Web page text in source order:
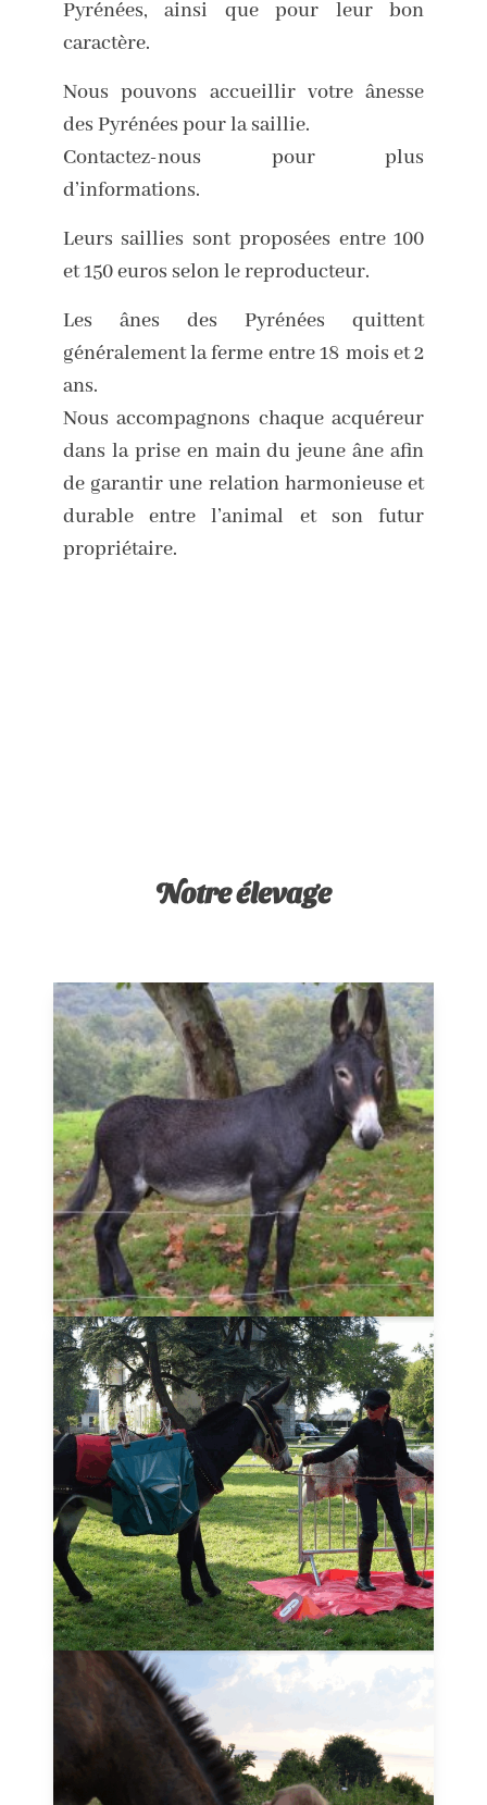
Pyrénées, ainsi que pour leur bon
caractère.
Nous pouvons accueillir votre ânesse
des Pyrénées pour la saillie.
Contactez-nous pour plus
d’informations.
Leurs saillies sont proposées entre 100
et 150 euros selon le reproducteur.
Les ânes des Pyrénées quittent
généralement la ferme entre 18 mois et 2
ans.
Nous accompagnons chaque acquéreur
dans la prise en main du jeune âne afin
de garantir une relation harmonieuse et
durable entre l’animal et son futur
propriétaire.
Notre élevage